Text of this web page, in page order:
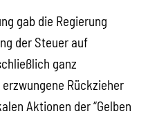
gab die Regierung
der Steuer auf
ganz
Rückzieher
Aktionen der “Gelben